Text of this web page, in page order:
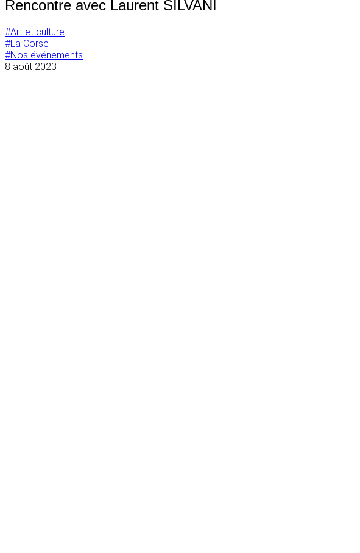
Rencontre avec Laurent SILVANI
#Art et culture
#La Corse
#Nos événements
8 août 2023